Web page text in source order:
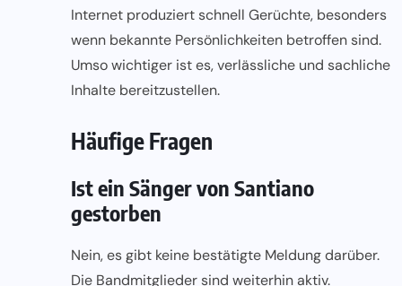
Internet produziert schnell Gerüchte, besonders
wenn bekannte Persönlichkeiten betroffen sind.
Umso wichtiger ist es, verlässliche und sachliche
Inhalte bereitzustellen.
Häufige Fragen
Ist ein Sänger von Santiano
gestorben
Nein, es gibt keine bestätigte Meldung darüber.
Die Bandmitglieder sind weiterhin aktiv.